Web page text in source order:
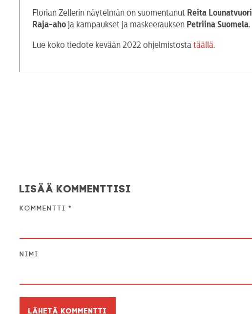
Florian Zellerin näytelmän on suomentanut Reita Lounatvuori
Raja-aho ja kampaukset ja maskeerauksen Petriina Suomela.
Lue koko tiedote kevään 2022 ohjelmistostatäällä.
Lisää kommenttisi
Kommentti*
Nimi